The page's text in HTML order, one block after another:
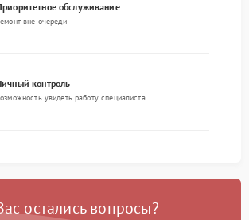
обслуживание
вне очереди
контроль
увидеть работу специалиста
остались вопросы?